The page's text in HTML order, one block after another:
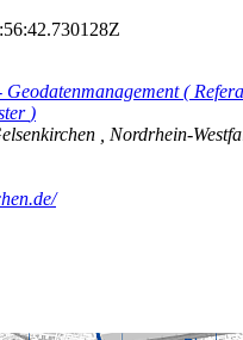
Geodatenmanagement(
)
Nordrhein-